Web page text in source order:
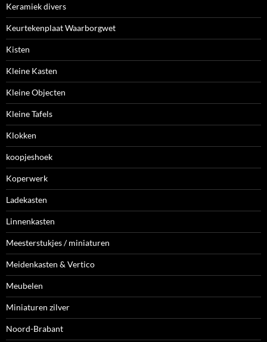
Keramiek divers
Keurtekenplaat Waarborgwet
Kisten
Kleine Kasten
Kleine Objecten
Kleine Tafels
Klokken
koopjeshoek
Koperwerk
Ladekasten
Linnenkasten
Meesterstukjes / miniaturen
Meidenkasten & Vertico
Meubelen
Miniaturen zilver
Noord-Brabant